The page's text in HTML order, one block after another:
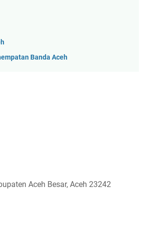
Banda Aceh
Aceh Besar, Aceh 23242